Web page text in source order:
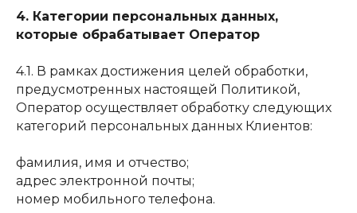
4. Категории персональных данных,
которые обрабатывает Оператор
4.1. В рамках достижения целей обработки,
предусмотренных настоящей Политикой,
Оператор осуществляет обработку следующих
категорий персональных данных Клиентов:
фамилия, имя и отчество;
адрес электронной почты;
номер мобильного телефона.